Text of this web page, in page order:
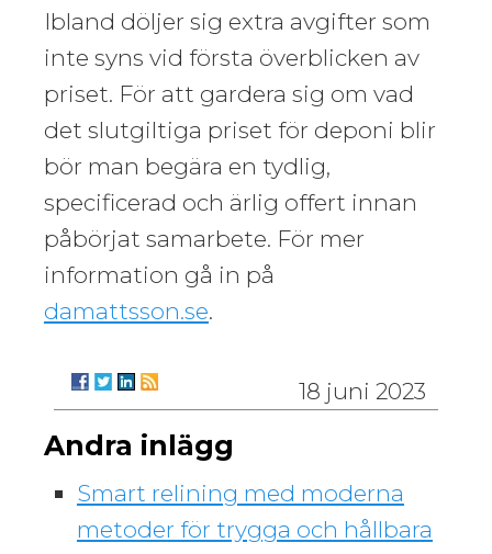
Ibland döljer sig extra avgifter som
inte syns vid första överblicken av
priset. För att gardera sig om vad
det slutgiltiga priset för deponi blir
bör man begära en tydlig,
specificerad och ärlig offert innan
påbörjat samarbete. För mer
information gå in på
damattsson.se.
18 juni 2023
Andra inlägg
Smart relining med moderna
metoder för trygga och hållbara